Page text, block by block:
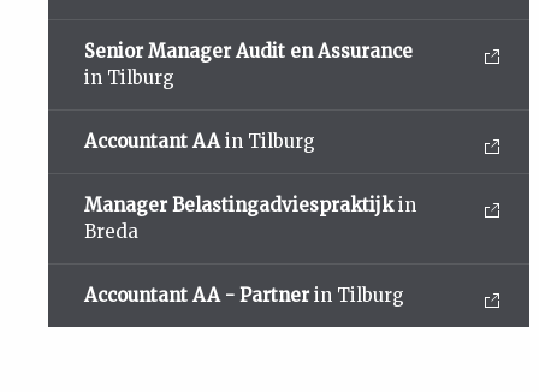
Senior Manager Audit en Assurance
in Tilburg
Accountant AAin Tilburg
Manager Belastingadviespraktijkin
Breda
Accountant AA - Partner in Tilburg